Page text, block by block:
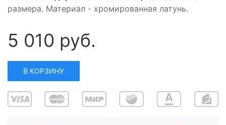
размера. Материал - хромированная латунь.
5 010 руб.
В КОРЗИНУ